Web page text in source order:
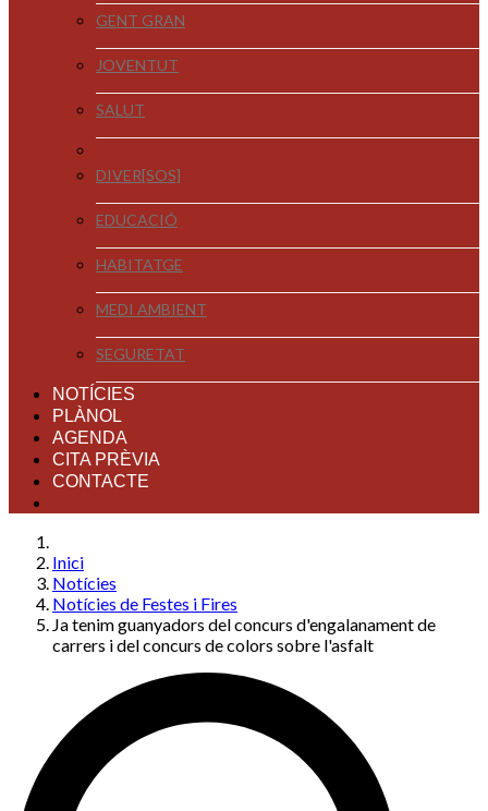
GENT GRAN
JOVENTUT
SALUT
DIVER[SOS]
EDUCACIÓ
HABITATGE
MEDI AMBIENT
SEGURETAT
NOTÍCIES
PLÀNOL
AGENDA
CITA PRÈVIA
CONTACTE
Inici
Notícies
Notícies de Festes i Fires
Ja tenim guanyadors del concurs d'engalanament de
carrers i del concurs de colors sobre l'asfalt